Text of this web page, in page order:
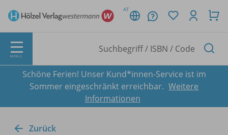
AT
MENÜ
Schöne Ferien! Unser Kund*innen-Service ist im
Sommer eingeschränkt erreichbar. Weitere
Informationen
Zurück